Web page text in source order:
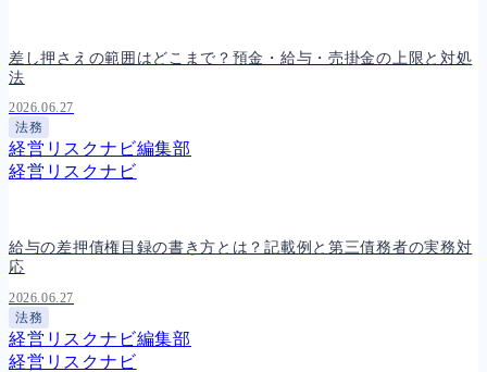
差し押さえの範囲はどこまで？預金・給与・売掛金の上限と対処
法
2026.06.27
法務
経営リスクナビ編集部
経営リスクナビ
給与の差押債権目録の書き方とは？記載例と第三債務者の実務対
応
2026.06.27
法務
経営リスクナビ編集部
経営リスクナビ